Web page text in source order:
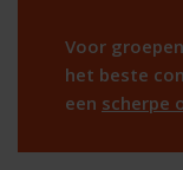
Voor
het beste
een scherpe